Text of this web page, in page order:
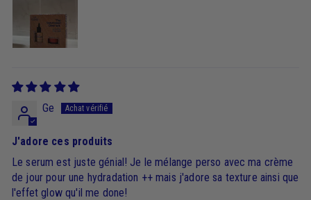
Ge
J'adore ces produits
Le serum est juste génial! Je le mélange perso avec ma crème
de jour pour une hydradation ++ mais j'adore sa texture ainsi que
l'effet glow qu'il me done!